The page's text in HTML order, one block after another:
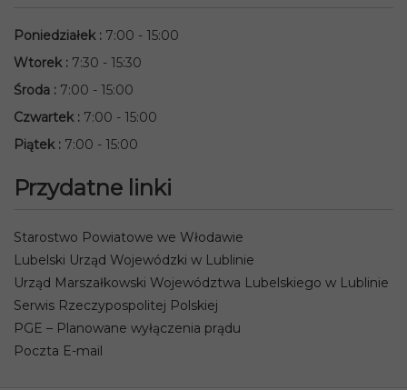
Poniedziałek: 7:00 - 15:00
Wtorek: 7:30 - 15:30
Środa : 7:00 - 15:00
Czwartek: 7:00 - 15:00
Piątek: 7:00 - 15:00
Przydatne linki
Starostwo Powiatowe we Włodawie
Lubelski Urząd Wojewódzki w Lublinie
Urząd Marszałkowski Województwa Lubelskiego w Lublinie
Serwis Rzeczypospolitej Polskiej
PGE – Planowane wyłączenia prądu
Poczta E-mail